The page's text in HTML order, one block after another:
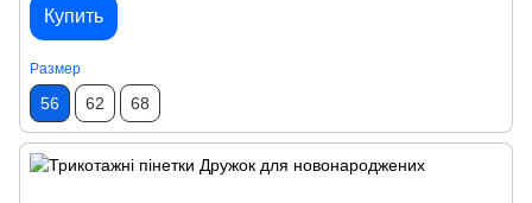
Купить
Размер
56 62 68